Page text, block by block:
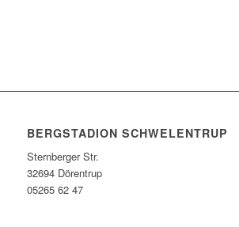
BERGSTADION SCHWELENTRUP
Sternberger Str.
32694 Dörentrup
05265 62 47